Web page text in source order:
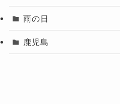
雨の日
鹿児島